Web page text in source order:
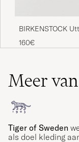
BIRKENSTOCK
Black Suede
160€
Meer
Tiger of Sweden
als doel kleding